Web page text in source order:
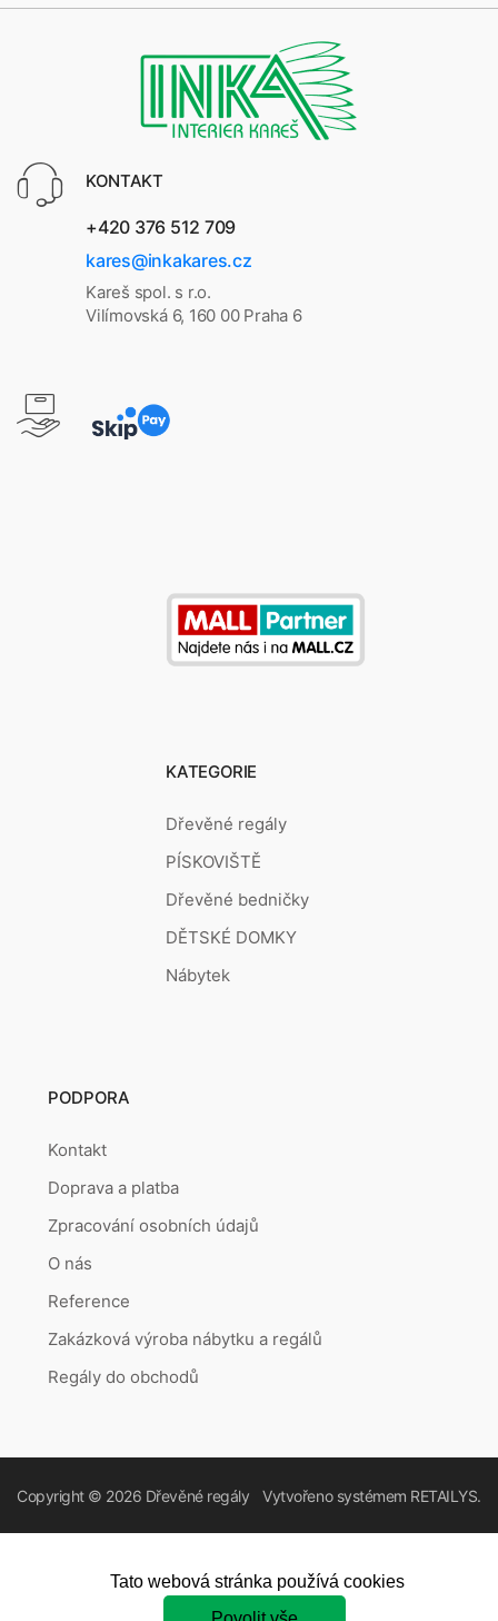
KONTAKT
+420 376 512 709
kares@inkakares.cz
Kareš spol. s r.o.
Vilímovská 6, 160 00 Praha 6
KATEGORIE
Dřevěné regály
PÍSKOVIŠTĚ
Dřevěné bedničky
DĚTSKÉ DOMKY
Nábytek
PODPORA
Kontakt
Doprava a platba
Zpracování osobních údajů
O nás
Reference
Zakázková výroba nábytku a regálů
Regály do obchodů
Copyright © 2026 Dřevěné regály Vytvořeno systémem RETAILYS.
Tato webová stránka používá cookies